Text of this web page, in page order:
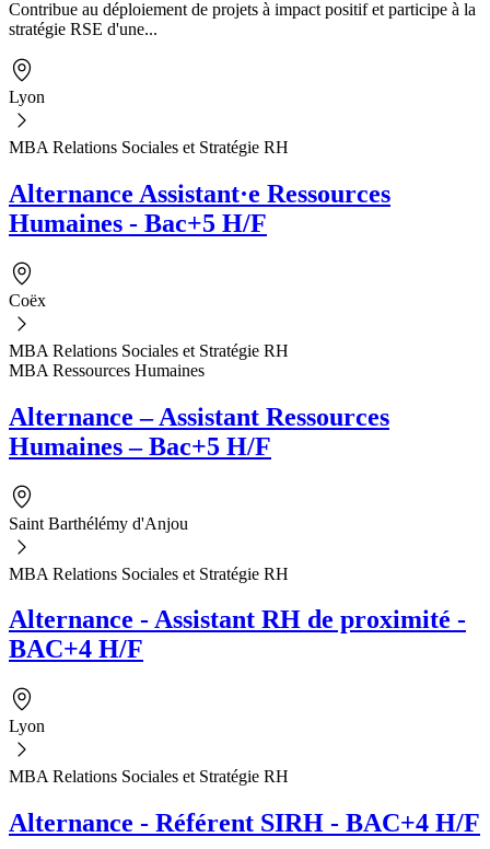
Contribue au déploiement de projets à impact positif et participe à la
stratégie RSE d'une...
Lyon
MBA Relations Sociales et Stratégie RH
Alternance Assistant·e Ressources
Humaines - Bac+5 H/F
Coëx
MBA Relations Sociales et Stratégie RH
MBA Ressources Humaines
Alternance – Assistant Ressources
Humaines – Bac+5 H/F
Saint Barthélémy d'Anjou
MBA Relations Sociales et Stratégie RH
Alternance - Assistant RH de proximité -
BAC+4 H/F
Lyon
MBA Relations Sociales et Stratégie RH
Alternance - Référent SIRH - BAC+4 H/F